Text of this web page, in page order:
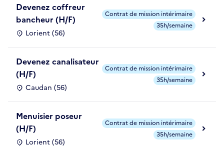
Devenez coffreur
bancheur (H/F)
Lorient (56)
Contrat de mission intérimaire
35h/semaine
Devenez canalisateur
(H/F)
Caudan (56)
Contrat de mission intérimaire
35h/semaine
Menuisier poseur
(H/F)
Lorient (56)
Contrat de mission intérimaire
35h/semaine